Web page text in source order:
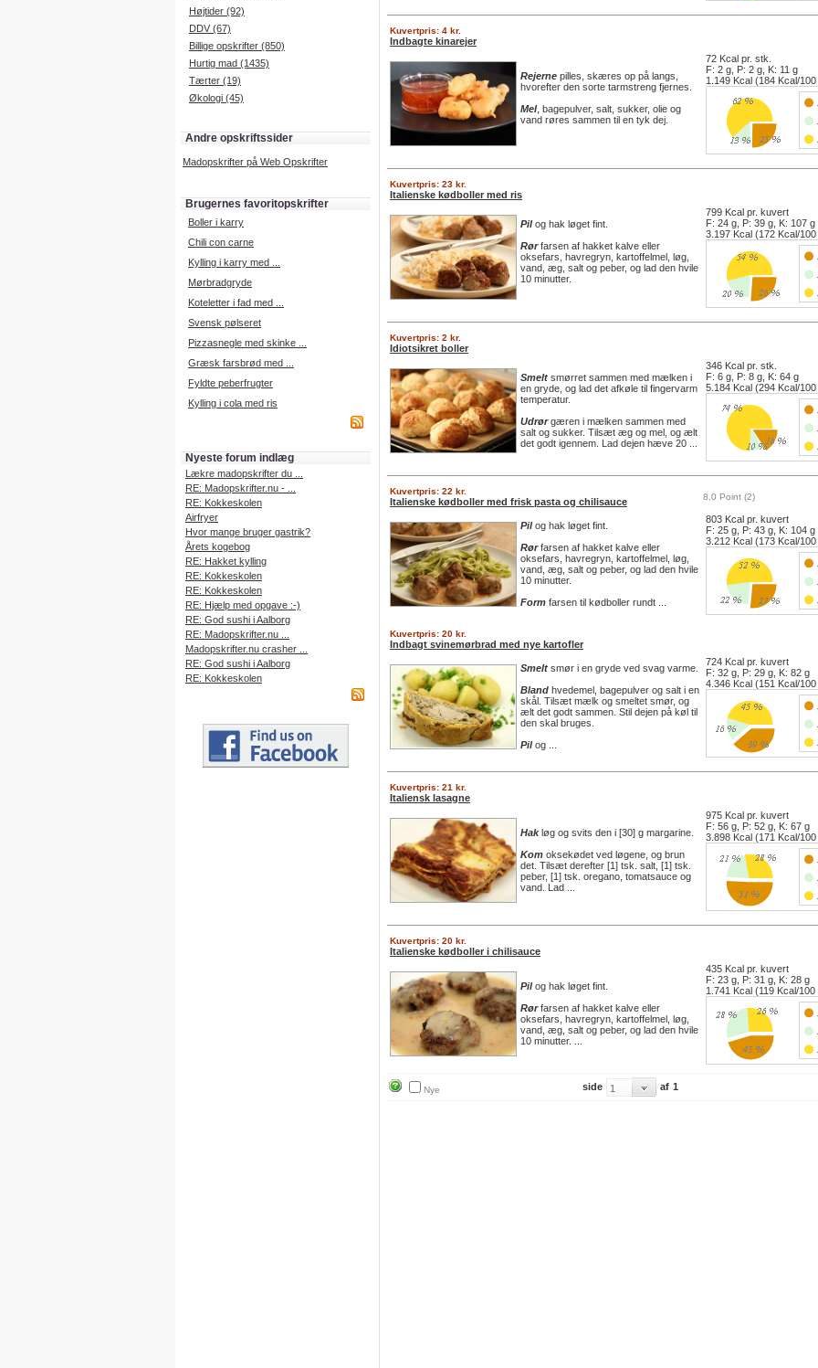
Højtider (92)
DDV (67)
Billige opskrifter (850)
Hurtig mad (1435)
Tærter (19)
Økologi (45)
Andre opskriftssider
Madopskrifter på Web Opskrifter
Brugernes favoritopskrifter
Boller i karry
Chili con carne
Kylling i karry med ...
Mørbradgryde
Koteletter i fad med ...
Svensk pølseret
Pizzasnegle med skinke ...
Græsk farsbrød med ...
Fyldte peberfrugter
Kylling i cola med ris
Nyeste forum indlæg
Lækre madopskrifter du ...
RE: Madopskrifter.nu - ...
RE: Kokkeskolen
Airfryer
Hvor mange bruger gastrik?
Årets kogebog
RE: Hakket kylling
RE: Kokkeskolen
RE: Kokkeskolen
RE: Hjælp med opgave :-)
RE: God sushi i Aalborg
RE: Madopskrifter.nu ...
Madopskrifter.nu crasher ...
RE: God sushi i Aalborg
RE: Kokkeskolen
Kuvertpris: 4 kr.
Indbagte kinarejer
Rejerne pilles, skæres op på langs,
hvorefter den sorte tarmstreng fjernes.
Mel, bagepulver, salt, sukker, olie og
vand røres sammen til en tyk dej.
72 Kcal pr. stk.
F: 2 g, P: 2 g, K: 11 g
1.149 Kcal (184 Kcal/100
Kuvertpris: 23 kr.
Italienske kødboller med ris
Pilog hak løget fint.
Rørfarsen af hakket kalve eller
oksefars, havregryn, kartoffelmel, løg,
vand, æg, salt og peber, og lad den hvile
10 minutter.
799 Kcal pr. kuvert
F: 24 g, P: 39 g, K: 107 g
3.197 Kcal (172 Kcal/100
Kuvertpris: 2 kr.
Idiotsikret boller
Smelt smørret sammen med mælken i
en gryde, og lad det afkøle til fingervarm
temperatur.
Udrørgæren i mælken sammen med
salt og sukker. Tilsæt æg og mel, og ælt
det godt igennem. Lad dejen hæve 20 ...
346 Kcal pr. stk.
F: 6 g, P: 8 g, K: 64 g
5.184 Kcal (294 Kcal/100
Kuvertpris: 22 kr.
Italienske kødboller med frisk pasta og chilisauce 8,0 Point (2)
Pilog hak løget fint.
Rørfarsen af hakket kalve eller
oksefars, havregryn, kartoffelmel, løg,
vand, æg, salt og peber, og lad den hvile
10 minutter.
Form farsen til kødboller rundt ...
803 Kcal pr. kuvert
F: 25 g, P: 43 g, K: 104 g
3.212 Kcal (173 Kcal/100
Kuvertpris: 20 kr.
Indbagt svinemørbrad med nye kartofler
Smelt smør i en gryde ved svag varme.
Bland hvedemel, bagepulver og salt i en
skål. Tilsæt mælk og smeltet smør, og
ælt det godt sammen. Stil dejen på køl til
den skal bruges.
Pilog ...
724 Kcal pr. kuvert
F: 32 g, P: 29 g, K: 82 g
4.346 Kcal (151 Kcal/100
Kuvertpris: 21 kr.
Italiensk lasagne
Hakløg og svits den i [30] g margarine.
Kom oksekødet ved løgene, og brun
det. Tilsæt derefter [1] tsk. salt, [1] tsk.
peber, [1] tsk. oregano, tomatsauce og
vand. Lad ...
975 Kcal pr. kuvert
F: 56 g, P: 52 g, K: 67 g
3.898 Kcal (171 Kcal/100
Kuvertpris: 20 kr.
Italienske kødboller i chilisauce
Pilog hak løget fint.
Rørfarsen af hakket kalve eller
oksefars, havregryn, kartoffelmel, løg,
vand, æg, salt og peber, og lad den hvile
10 minutter. ...
435 Kcal pr. kuvert
F: 23 g, P: 31 g, K: 28 g
1.741 Kcal (119 Kcal/100
Nye side af 1